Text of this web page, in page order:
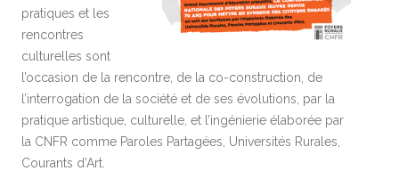
pratiques et les
rencontres
culturelles sont
l’occasion de la rencontre, de la co-construction, de
l’interrogation de la société et de ses évolutions, par la
pratique artistique, culturelle, et l’ingénierie élaborée par
la CNFR comme Paroles Partagées, Universités Rurales,
Courants d’Art.